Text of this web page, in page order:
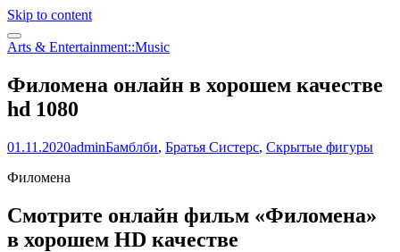
Skip to content
Arts & Entertainment::Music
Филомена онлайн в хорошем качестве
hd 1080
01.11.2020adminБамблби, Братья Систерс, Скрытые фигуры
Филомена
Смотрите онлайн фильм «Филомена»
в хорошем HD качестве